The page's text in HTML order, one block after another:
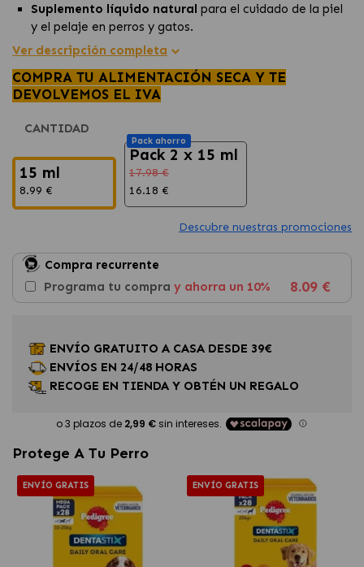
Suplemento líquido natural para el cuidado de la piel
y el pelaje en perros y gatos.
Rico en ácidos grasos omega 3 y 6
una piel sana.
Ideal para animales con sensibilidad cutánea
pérdida de pelo excesiva.
Ver descripción completa
COMPRA TU ALIMENTACIÓN SECA Y TE
DEVOLVEMOS EL IVA
CANTIDAD
15 ml
8.99 €
Pack ahorro
Pack 2 x 15 ml
17.98 €
16.18 €
Descubre nuestras promociones
Compra recurrente
Programa tu compra y ahorra un 10% 8.09 €
ENVÍO GRATUITO A CASA DESDE 39€
ENVÍOS EN 24/48 HORAS
RECOGE EN TIENDA Y OBTÉN UN REGALO
Protege A Tu Perro
ENVÍO GRATIS ENVÍO GRATIS